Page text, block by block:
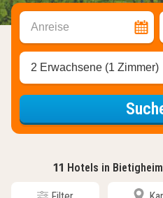
Anreise
2 Erwachsene (1 Zimmer)
11 Hotels in